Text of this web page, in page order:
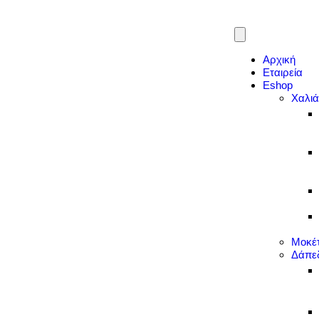
Αρχική
Εταιρεία
Eshop
Χαλιά